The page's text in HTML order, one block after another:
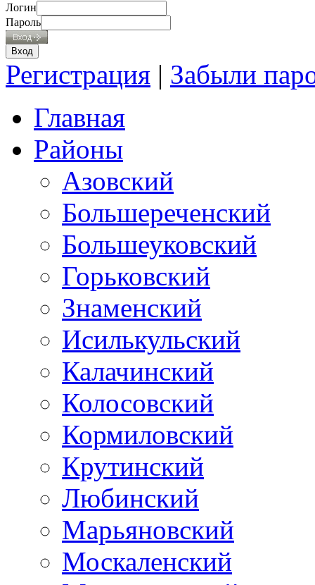
Логин
Пароль
Регистрация | Забыли
Главная
Районы
Азовский
Большереченский
Большеуковский
Горьковский
Знаменский
Исилькульский
Калачинский
Колосовский
Кормиловский
Крутинский
Любинский
Марьяновский
Москаленский